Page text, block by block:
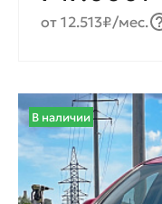
от 12.513₽/мес.
В наличии